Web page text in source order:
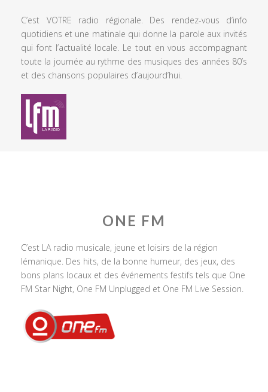
C’est VOTRE radio régionale. Des rendez-vous d’info
quotidiens et une matinale qui donne la parole aux invités
qui font l’actualité locale. Le tout en vous accompagnant
toute la journée au rythme des musiques des années 80’s
et des chansons populaires d’aujourd’hui.
ONE FM
C’est LA radio musicale, jeune et loisirs de la région
lémanique. Des hits, de la bonne humeur, des jeux, des
bons plans locaux et des événements festifs tels que One
FM Star Night, One FM Unplugged et One FM Live Session.